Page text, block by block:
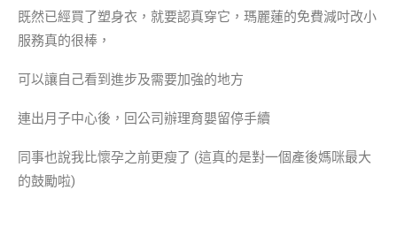
既然已經買了塑身衣，就要認真穿它，瑪麗蓮的免費減吋改小
服務真的很棒，
可以讓自己看到進步及需要加強的地方
連出月子中心後，回公司辦理育嬰留停手續
同事也說我比懷孕之前更瘦了 (這真的是對一個產後媽咪最大
的鼓勵啦)